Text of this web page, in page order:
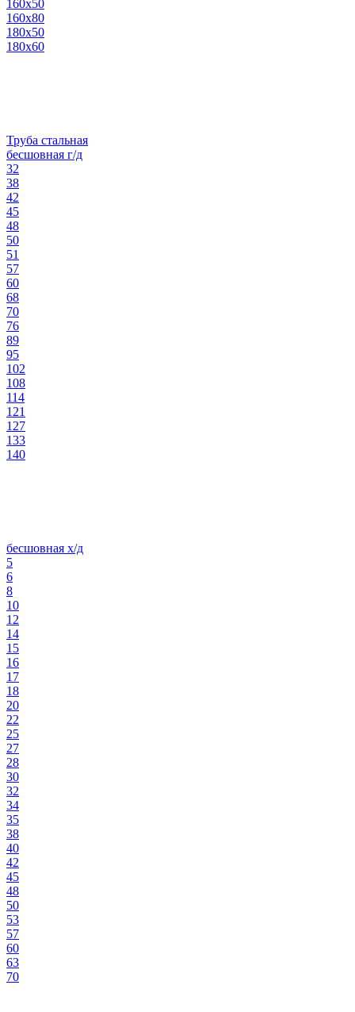
160х50
160х80
180х50
180х60
Труба стальная
бесшовная г/д
32
38
42
45
48
50
51
57
60
68
70
76
89
95
102
108
114
121
127
133
140
бесшовная х/д
5
6
8
10
12
14
15
16
17
18
20
22
25
27
28
30
32
34
35
38
40
42
45
48
50
53
57
60
63
70